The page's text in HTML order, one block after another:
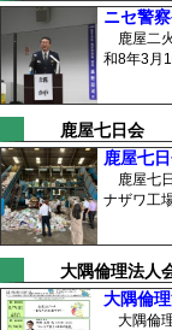
ニセ警
鹿屋二
和8年3月
鹿屋七日会
鹿屋七
鹿屋七
ナザワ工
大隅倫理法人
大隅倫
大隅倫